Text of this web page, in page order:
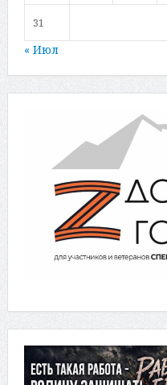
31
« Июл